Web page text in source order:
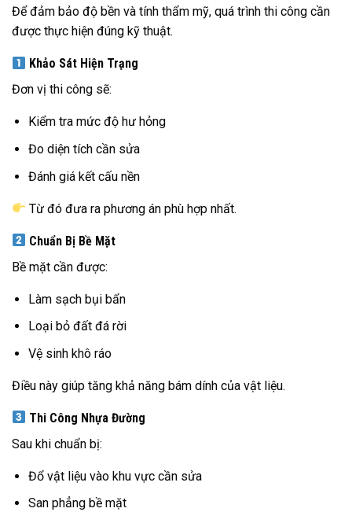
Để đảm bảo độ bền và tính thẩm mỹ, quá trình thi công cần
được thực hiện đúng kỹ thuật.
Khảo Sát Hiện Trạng
Đơn vị thi công sẽ:
Kiểm tra mức độ hư hỏng
Đo diện tích cần sửa
Đánh giá kết cấu nền
Từ đó đưa ra phương án phù hợp nhất.
Chuẩn Bị Bề Mặt
Bề mặt cần được:
Làm sạch bụi bẩn
Loại bỏ đất đá rời
Vệ sinh khô ráo
Điều này giúp tăng khả năng bám dính của vật liệu.
Thi Công Nhựa Đường
Sau khi chuẩn bị:
Đổ vật liệu vào khu vực cần sửa
San phẳng bề mặt